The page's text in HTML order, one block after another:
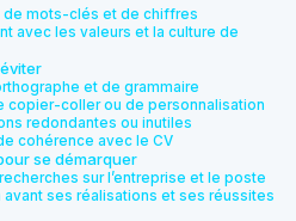
de mots-clés et de chiffres
avec les valeurs et la culture de
et de grammaire
copier-coller ou de personnalisation
redondantes ou inutiles
cohérence avec le CV
se démarquer
sur l’entreprise et le poste
avant ses réalisations et ses réussites